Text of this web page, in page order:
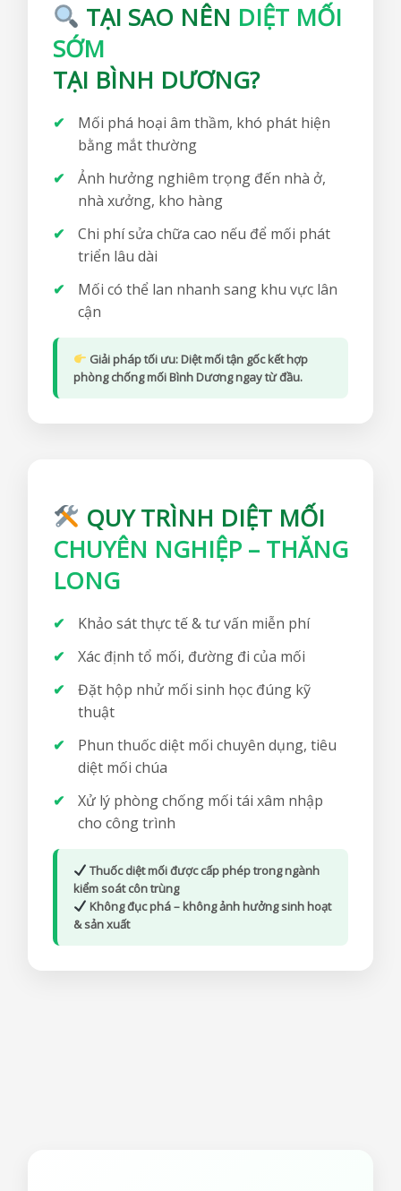
TẠI SAO NÊN DIỆT MỐI
SỚM
TẠI BÌNH DƯƠNG?
Mối phá hoại âm thầm, khó phát hiện
bằng mắt thường
Ảnh hưởng nghiêm trọng đến nhà ở,
nhà xưởng, kho hàng
Chi phí sửa chữa cao nếu để mối phát
triển lâu dài
Mối có thể lan nhanh sang khu vực lân
cận
Giải pháp tối ưu:Diệt mối tận gốc kết hợp
phòng chống mối Bình Dươngngay từ đầu.
QUY TRÌNH DIỆT MỐI
CHUYÊN NGHIỆP – THĂNG
LONG
Khảo sát thực tế & tư vấn miễn phí
Xác định tổ mối, đường đi của mối
Đặt hộp nhử mối sinh học đúng kỹ
thuật
Phun thuốc diệt mối chuyên dụng, tiêu
diệt mối chúa
Xử lý phòng chống mối tái xâm nhập
cho công trình
Thuốc diệt mối được cấp phép trong ngành
kiểm soát côn trùng
Không đục phá – không ảnh hưởng sinh hoạt
& sản xuất